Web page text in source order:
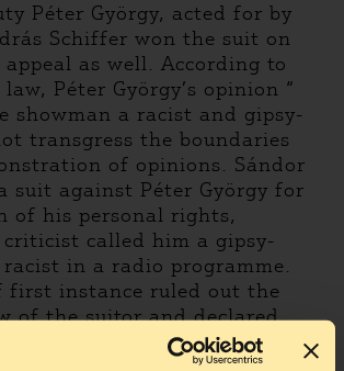
Péter György, acted for by
Schiffer won the suit on
as well. According to
Péter György’s opinion “
showman a racist and gipsy-
transgress the boundaries
of opinions. Sándor
suit against Péter György for
of his personal rights,
criticist called him a gipsy-
in a radio programme.
first instance ruled out the
of the suitor and declared
opinion is on the